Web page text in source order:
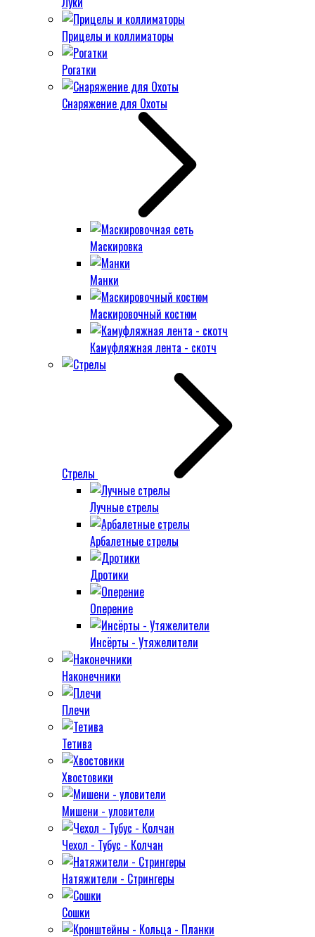
Прицелы и коллиматоры
Рогатки
Снаряжение для Охоты
Маскировка
Манки
Маскировочный костюм
Камуфляжная лента - скотч
Стрелы
Лучные стрелы
Арбалетные стрелы
Дротики
Оперение
Инсёрты - Утяжелители
Наконечники
Плечи
Тетива
Хвостовики
Мишени - уловители
Чехол - Тубус - Колчан
Натяжители - Стрингеры
Сошки